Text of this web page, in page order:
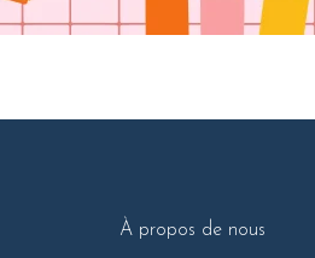
À propos de nous